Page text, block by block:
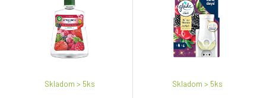
Skladom > 5ks Skladom > 5ks